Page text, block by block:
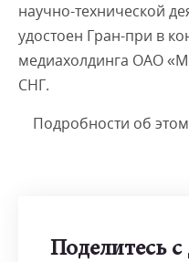
научно-технической
удостоен Гран-при в
медиахолдинга ОАО
СНГ.
Подробности об
Поделитесь